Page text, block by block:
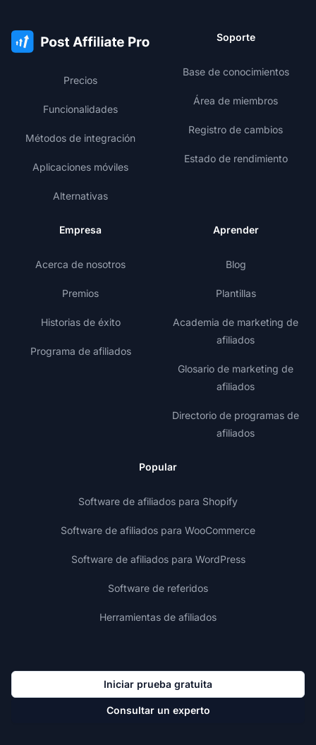
Precios
Funcionalidades
Métodos de integración
Aplicaciones móviles
Alternativas
Soporte
Base de conocimientos
Área de miembros
Registro de cambios
Estado de rendimiento
Empresa
Acerca de nosotros
Premios
Historias de éxito
Programa de afiliados
Aprender
Blog
Plantillas
Academia de marketing de
afiliados
Glosario de marketing de
afiliados
Directorio de programas de
afiliados
Popular
Software de afiliados para Shopify
Software de afiliados para WooCommerce
Software de afiliados para WordPress
Software de referidos
Herramientas de afiliados
Iniciar prueba gratuita
Consultar un experto